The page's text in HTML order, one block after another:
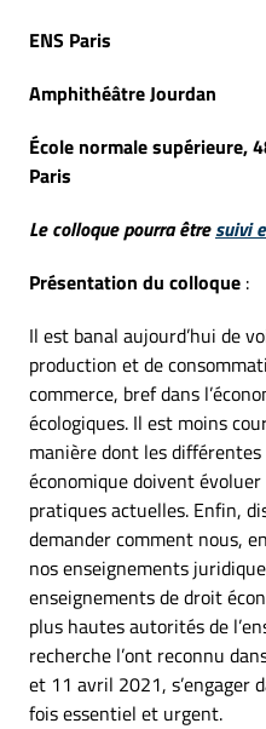
ENS Paris
Amphithéâtre Jourdan
École normale supérieure,
Paris
Le colloque pourra êtresuivi
Présentation du colloque :
Il est banal aujourd’hui de
production et de
commerce, bref dans
écologiques. Il est moins
manière dont les
économique doivent
pratiques actuelles. Enfin,
demander comment nous,
nos enseignements
enseignements de droit
plus hautes autorités de
recherche l’ont reconnu
et 11 avril 2021, s’engager
fois essentiel et urgent.